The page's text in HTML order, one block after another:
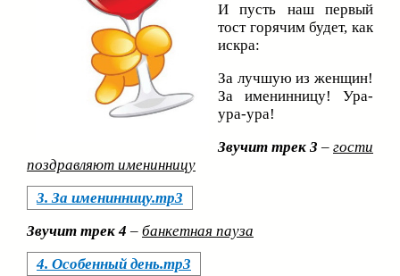
И пусть наш первый
тост горячим будет, как
искра:
За лучшую из женщин!
За именинницу! Ура-
ура-ура!
Звучит трек 3 – гости
поздравляют именинницу
3. За именинницу.mp3
Звучит трек 4 – банкетная пауза
4. Особенный день.mp3